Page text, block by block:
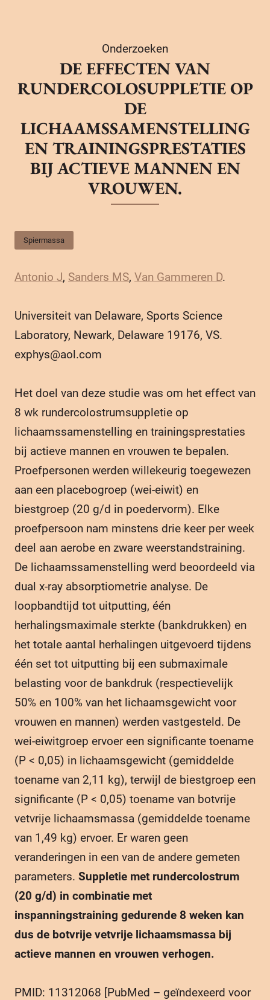
Onderzoeken
DE EFFECTEN VAN
RUNDERCOLOSUPPLETIE OP
DE
LICHAAMSSAMENSTELLING
EN TRAININGSPRESTATIES
BIJ ACTIEVE MANNEN EN
VROUWEN.
Spiermassa
Antonio J, Sanders MS, Van Gammeren D.
Universiteit van Delaware, Sports Science
Laboratory, Newark, Delaware 19176, VS.
exphys@aol.com
Het doel van deze studie was om het effect van
8 wk rundercolostrumsuppletie op
lichaamssamenstelling en trainingsprestaties
bij actieve mannen en vrouwen te bepalen.
Proefpersonen werden willekeurig toegewezen
aan een placebogroep (wei-eiwit) en
biestgroep (20 g/d in poedervorm). Elke
proefpersoon nam minstens drie keer per week
deel aan aerobe en zware weerstandstraining.
De lichaamssamenstelling werd beoordeeld via
dual x-ray absorptiometrie analyse. De
loopbandtijd tot uitputting, één
herhalingsmaximale sterkte (bankdrukken) en
het totale aantal herhalingen uitgevoerd tijdens
één set tot uitputting bij een submaximale
belasting voor de bankdruk (respectievelijk
50% en 100% van het lichaamsgewicht voor
vrouwen en mannen) werden vastgesteld. De
wei-eiwitgroep ervoer een significante toename
(P < 0,05) in lichaamsgewicht (gemiddelde
toename van 2,11 kg), terwijl de biestgroep een
significante (P < 0,05) toename van botvrije
vetvrije lichaamsmassa (gemiddelde toename
van 1,49 kg) ervoer. Er waren geen
veranderingen in een van de andere gemeten
parameters. Suppletie met rundercolostrum
(20 g/d) in combinatie met
inspanningstraining gedurende 8 weken kan
dus de botvrije vetvrije lichaamsmassa bij
actieve mannen en vrouwen verhogen.
PMID: 11312068 [PubMed – geïndexeerd voor